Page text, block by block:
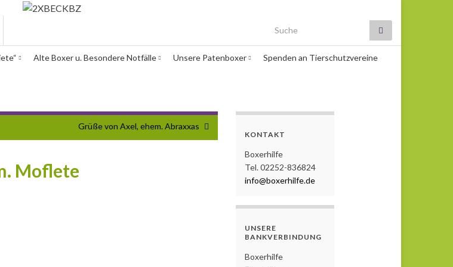
Search for:
Alte Boxer u. Besondere Notfälle Unsere Patenboxer Spenden an Tierschutzvereine
Grüße von Axel, ehem. Abraxxas
Moflete
KONTAKT
Boxerhilfe
Tel. 02252-836824
info@boxerhilfe.de
UNSERE
BANKVERBINDUNG
Boxerhilfe